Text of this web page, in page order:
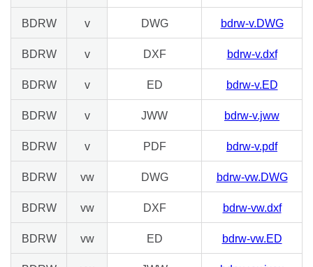
BDRW v DWG bdrw-v.DWG
BDRW v DXF bdrw-v.dxf
BDRW v ED bdrw-v.ED
BDRW v JWW bdrw-v.jww
BDRW v PDF bdrw-v.pdf
BDRW vw DWG bdrw-vw.DWG
BDRW vw DXF bdrw-vw.dxf
BDRW vw ED bdrw-vw.ED